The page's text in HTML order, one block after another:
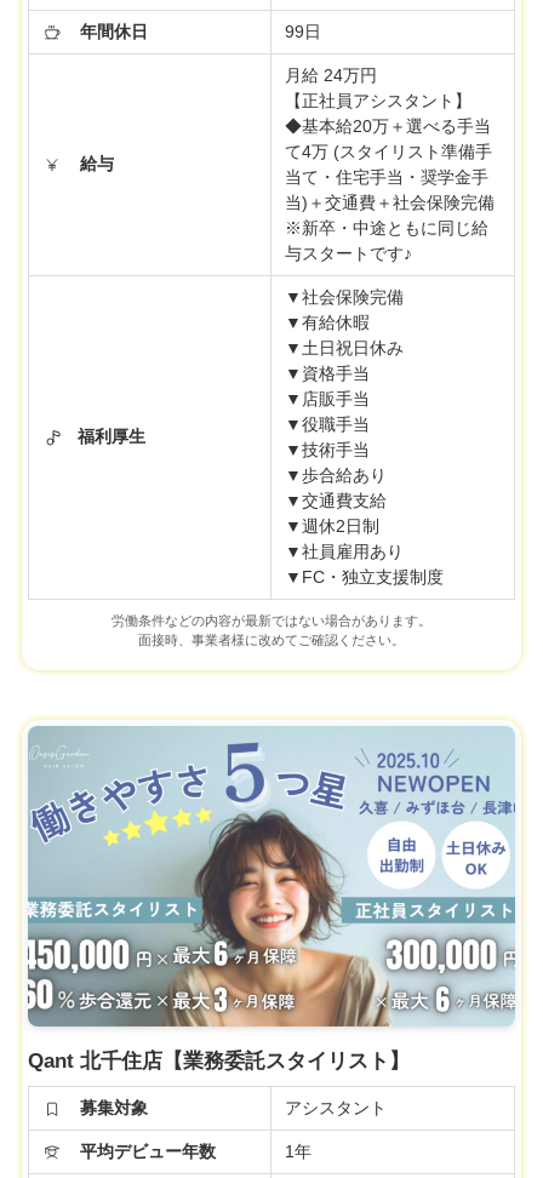
年間休日 99日
給与
月給 24万円
【正社員アシスタント】
◆基本給20万＋選べる手当
て4万 (スタイリスト準備手
当て・住宅手当・奨学金手
当)＋交通費＋社会保険完備
※新卒・中途ともに同じ給
与スタートです♪
福利厚生
▼社会保険完備
▼有給休暇
▼土日祝日休み
▼資格手当
▼店販手当
▼役職手当
▼技術手当
▼歩合給あり
▼交通費支給
▼週休2日制
▼社員雇用あり
▼FC・独立支援制度
労働条件などの内容が最新ではない場合があります。
面接時、事業者様に改めてご確認ください。
Qant 北千住店【業務委託スタイリスト】
募集対象 アシスタント
平均デビュー年数 1年